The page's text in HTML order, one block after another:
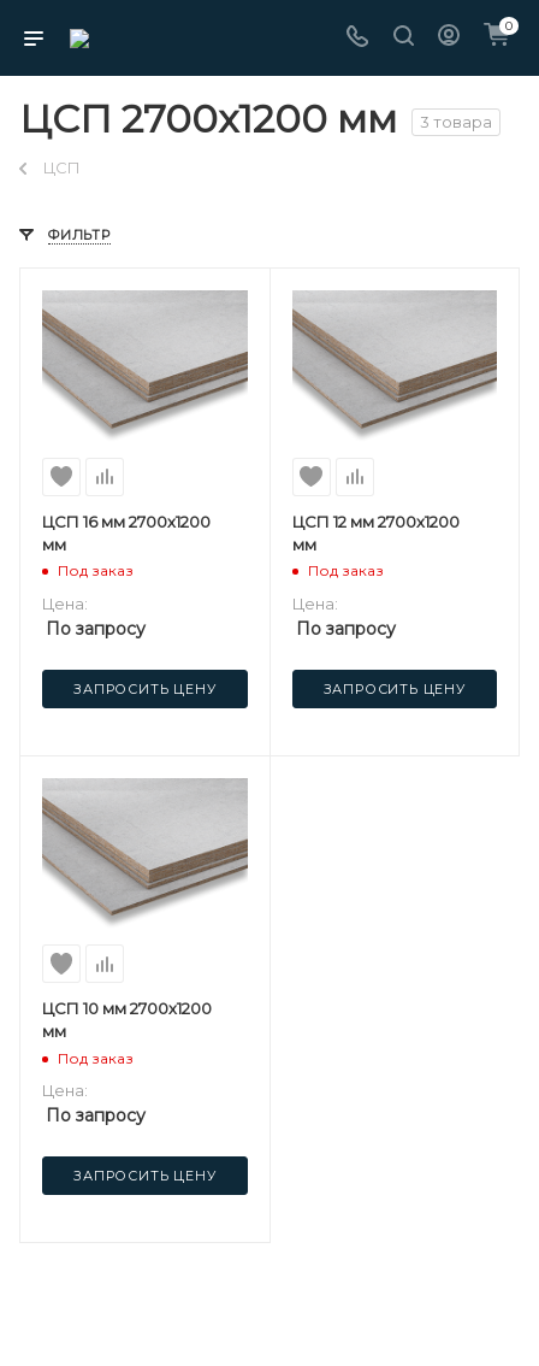
0
ЦСП 2700х1200 мм 3 товара
ЦСП
ФИЛЬТР
ЦСП 16 мм 2700х1200
мм
Под заказ
Цена:
По запросу
ЗАПРОСИТЬ ЦЕНУ
ЦСП 12 мм 2700х1200
мм
Под заказ
Цена:
По запросу
ЗАПРОСИТЬ ЦЕНУ
ЦСП 10 мм 2700х1200
мм
Под заказ
Цена:
По запросу
ЗАПРОСИТЬ ЦЕНУ